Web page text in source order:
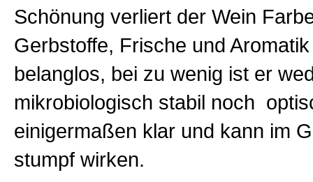
Schönung verliert der Wein
Gerbstoffe, Frische und
belanglos, bei zu wenig ist er
mikrobiologisch stabil noch
einigermaßen klar und kann im
stumpf wirken.